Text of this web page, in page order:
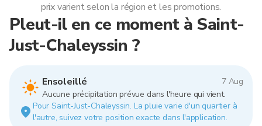
Pleut-il en ce moment à Saint-
Just-Chaleyssin ?
Ensoleillé
7 Aug
Aucune précipitation prévue dans l'heure qui vient.
Pour Saint-Just-Chaleyssin. La pluie varie d'un quartier à
l'autre, suivez votre position exacte dans l'application.
prix varient selon la région et les promotions.